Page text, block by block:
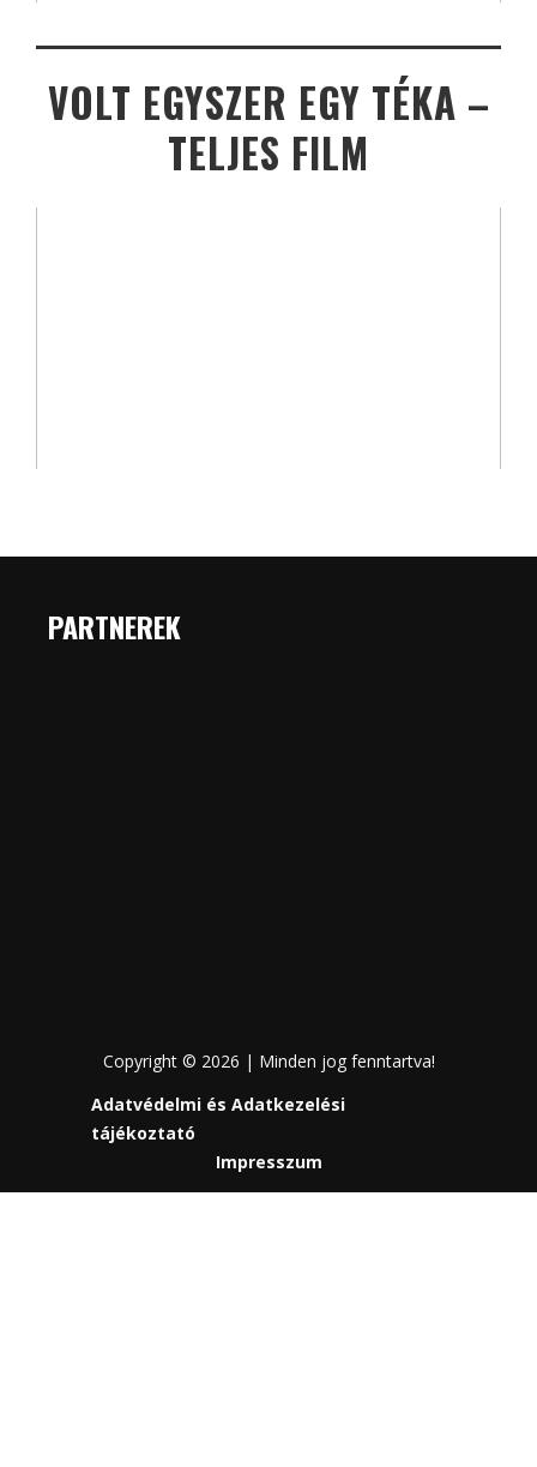
VOLT EGYSZER EGY TÉKA –
TELJES FILM
PARTNEREK
Copyright © 2026 | Minden jog fenntartva!
Adatvédelmi és Adatkezelési
tájékoztató
Impresszum